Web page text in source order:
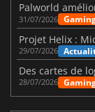
Palworld
31/07/2026
Projet Helix :
29/07/2026
28/07/2026